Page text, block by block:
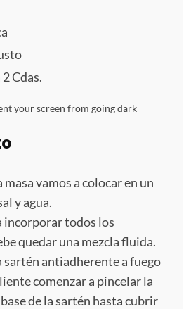
Cdas.
your screen from going dark
vamos a colocar en un
y agua.
incorporar todos los
quedar una mezcla fluida.
sartén antiadherente a fuego
comenzar a pincelar la
de la sartén hasta cubrir